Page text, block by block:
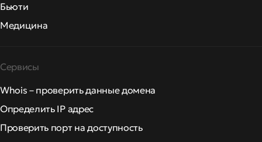
Бьюти
Медицина
Сервисы
Whois – проверить данные домена
Определить IP адрес
Проверить порт на доступность